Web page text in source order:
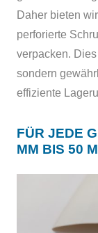
Daher bieten
perforierte
verpacken.
sondern
effiziente
FÜR JEDE
M BIS 50